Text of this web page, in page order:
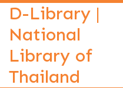
D-Library |
National
Library of
Thailand